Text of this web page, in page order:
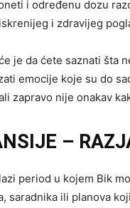
i određenu dozu
i zdravijeg
je da ćete saznati šta
emocije koje su do
zapravo nije onakav
–
period u kojem Bik
saradnika ili planova